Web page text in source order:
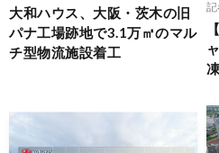
大和ハウス、大阪・茨木の旧
パナ工場跡地で3.1万㎡のマル
チ型物流施設着工
記